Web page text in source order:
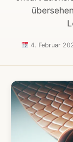
4. Februar